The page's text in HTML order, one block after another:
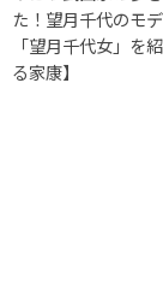
た！望月千代のモ
「望月千代女」を
る家康】